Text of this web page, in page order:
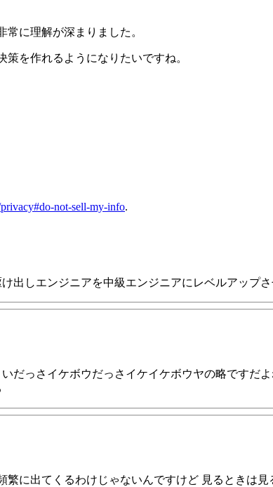
に理解が深まりました。
を作れるようになりたいですね。
not-sell-my-info.
出しエンジニアを中級エンジニアにレベルアップ
だっさイケボウだっさイケイケボウヤの略ですだ
に出てくるわけじゃないんですけど 見るときは